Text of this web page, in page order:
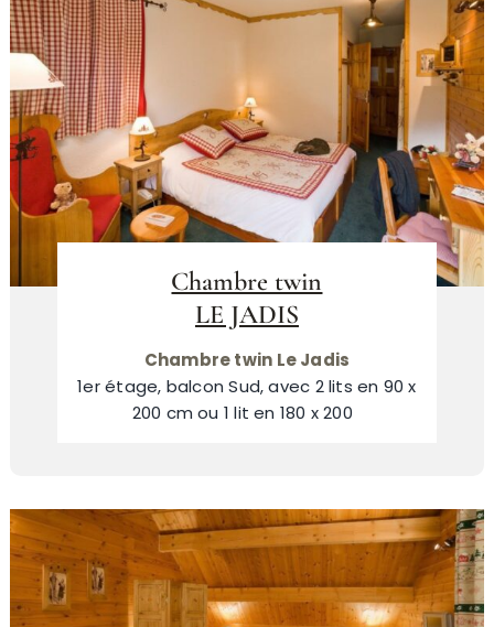
Chambre twin
LE JADIS
Chambre twin Le Jadis
1er étage, balcon Sud, avec 2 lits en 90 x
200 cm ou 1 lit en 180 x 200